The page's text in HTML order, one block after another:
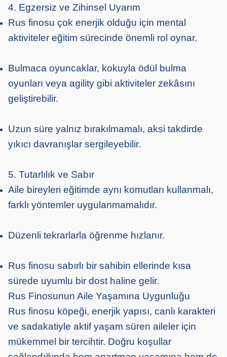
4. Egzersiz ve Zihinsel Uyarım
Rus finosu çok enerjik olduğu için mental
aktiviteler eğitim sürecinde önemli rol oynar.
Bulmaca oyuncaklar, kokuyla ödül bulma
oyunları veya agility gibi aktiviteler zekâsını
geliştirebilir.
Uzun süre yalnız bırakılmamalı, aksi takdirde
yıkıcı davranışlar sergileyebilir.
5. Tutarlılık ve Sabır
Aile bireyleri eğitimde aynı komutları kullanmalı,
farklı yöntemler uygulanmamalıdır.
Düzenli tekrarlarla öğrenme hızlanır.
Rus finosu sabırlı bir sahibin ellerinde kısa
sürede uyumlu bir dost haline gelir.
Rus Finosunun Aile Yaşamına Uygunluğu
Rus finosu köpeği, enerjik yapısı, canlı karakteri
ve sadakatiyle aktif yaşam süren aileler için
mükemmel bir tercihtir. Doğru koşullar